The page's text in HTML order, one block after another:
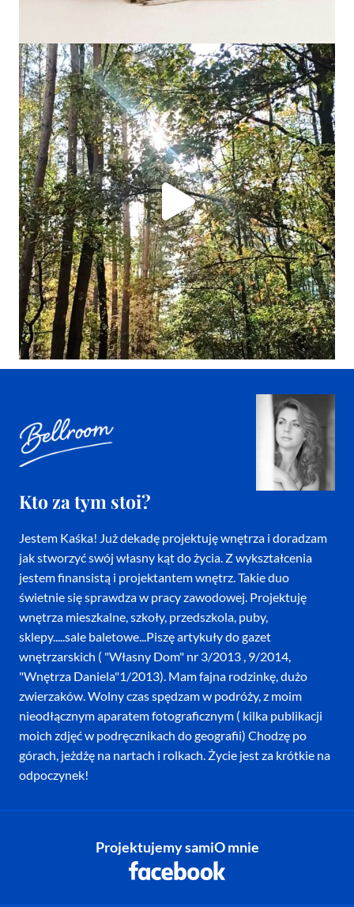
Kto za tym stoi?
Jestem Kaśka! Już dekadę projektuję wnętrza i doradzam
jak stworzyć swój własny kąt do życia. Z wykształcenia
jestem finansistą i projektantem wnętrz. Takie duo
świetnie się sprawdza w pracy zawodowej. Projektuję
wnętrza mieszkalne, szkoły, przedszkola, puby,
sklepy.....sale baletowe...Piszę artykuły do gazet
wnętrzarskich ( "Własny Dom" nr 3/2013 , 9/2014,
"Wnętrza Daniela"1/2013). Mam fajna rodzinkę, dużo
zwierzaków. Wolny czas spędzam w podróży, z moim
nieodłącznym aparatem fotograficznym ( kilka publikacji
moich zdjęć w podręcznikach do geografii) Chodzę po
górach, jeżdżę na nartach i rolkach. Życie jest za krótkie na
odpoczynek!
Projektujemy samiO mnie